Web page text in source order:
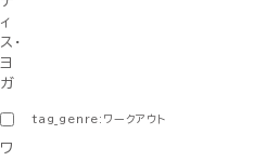
ィ
ス・
ヨ
ガ
tag_genre:ワークアウト
ワ